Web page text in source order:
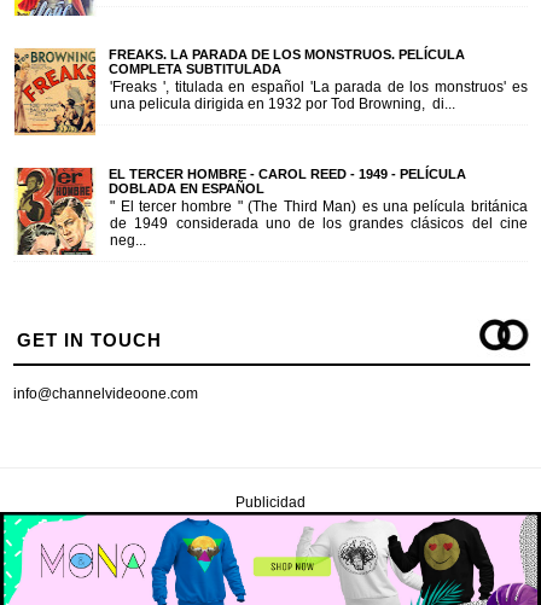
FREAKS. LA PARADA DE LOS MONSTRUOS. PELÍCULA
COMPLETA SUBTITULADA
'Freaks ', titulada en español 'La parada de los monstruos' es
una pelicula dirigida en 1932 por Tod Browning, di...
EL TERCER HOMBRE - CAROL REED - 1949 - PELÍCULA
DOBLADA EN ESPAÑOL
" El tercer hombre " (The Third Man) es una película británica
de 1949 considerada uno de los grandes clásicos del cine
neg...
GET IN TOUCH
info@channelvideoone.com
Publicidad